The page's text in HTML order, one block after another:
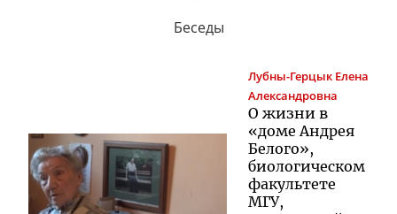
Беседы
Лубны-Герцык Елена
Александровна
О жизни в
«доме Андрея
Белого»,
биологическом
факультете
МГУ,